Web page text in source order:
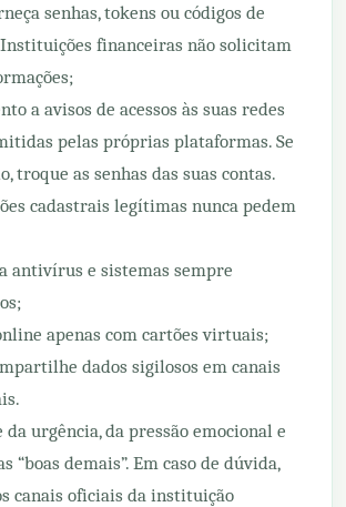
senhas, tokens ou códigos de
financeiras não solicitam
a avisos de acessos às suas redes
pelas próprias plataformas. Se
troque as senhas das suas contas.
cadastrais legítimas nunca pedem
antivírus e sistemas sempre
apenas com cartões virtuais;
dados sigilosos em canais
da urgência, da pressão emocional e
“boas demais”. Em caso de dúvida,
canais oficiais da instituição